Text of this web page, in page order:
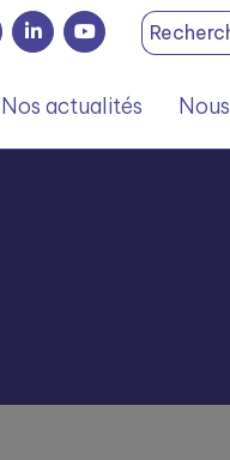
Search
for:
Nos actualités